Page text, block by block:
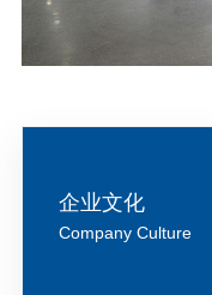
企业文化
Company Culture